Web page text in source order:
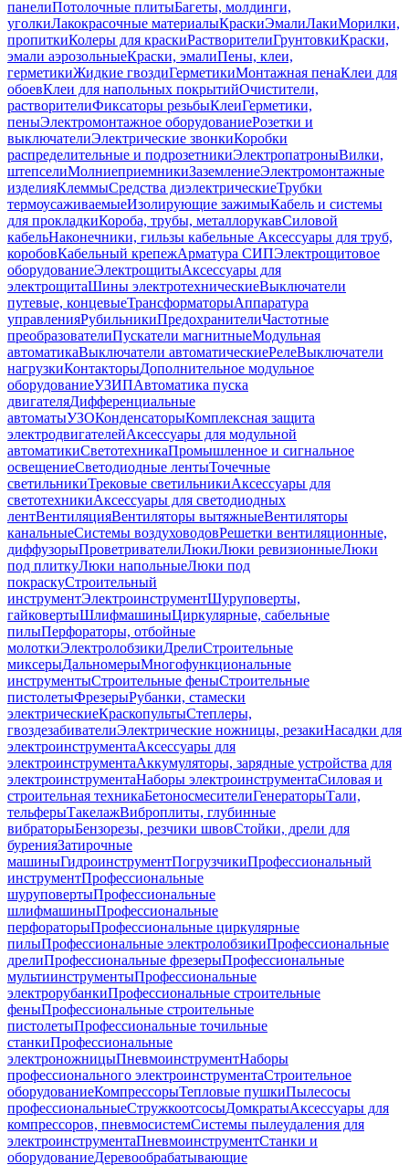
панелиПотолочные плитыБагеты, молдинги,
уголкиЛакокрасочные материалыКраскиЭмалиЛакиМорилки,
пропиткиКолеры для краскиРастворителиГрунтовкиКраски,
эмали аэрозольныеКраски, эмалиПены, клеи,
герметикиЖидкие гвоздиГерметикиМонтажная пенаКлеи для
обоевКлеи для напольных покрытийОчистители,
растворителиФиксаторы резьбыКлеиГерметики,
пеныЭлектромонтажное оборудованиеРозетки и
выключателиЭлектрические звонкиКоробки
распределительные и подрозетникиЭлектропатроныВилки,
штепселиМолниеприемникиЗаземлениеЭлектромонтажные
изделияКлеммыСредства диэлектрическиеТрубки
термоусаживаемыеИзолирующие зажимыКабель и системы
для прокладкиКороба, трубы, металлорукавСиловой
кабельНаконечники, гильзы кабельные Аксессуары для труб,
коробовКабельный крепежАрматура СИПЭлектрощитовое
оборудованиеЭлектрощитыАксессуары для
электрощитаШины электротехническиеВыключатели
путевые, концевыеТрансформаторыАппаратура
управленияРубильникиПредохранителиЧастотные
преобразователиПускатели магнитныеМодульная
автоматикаВыключатели автоматическиеРелеВыключатели
нагрузкиКонтакторыДополнительное модульное
оборудованиеУЗИПАвтоматика пуска
двигателяДифференциальные
автоматыУЗОКонденсаторыКомплексная защита
электродвигателейАксессуары для модульной
автоматикиСветотехникаПромышленное и сигнальное
освещениеСветодиодные лентыТочечные
светильникиТрековые светильникиАксессуары для
светотехникиАксессуары для светодиодных
лентВентиляцияВентиляторы вытяжныеВентиляторы
канальныеСистемы воздуховодовРешетки вентиляционные,
диффузорыПроветривателиЛюкиЛюки ревизионныеЛюки
под плиткуЛюки напольныеЛюки под
покраскуСтроительный
инструментЭлектроинструментШуруповерты,
гайковертыШлифмашиныЦиркулярные, сабельные
пилыПерфораторы, отбойные
молоткиЭлектролобзикиДрелиСтроительные
миксерыДальномерыМногофункциональные
инструментыСтроительные феныСтроительные
пистолетыФрезерыРубанки, стамески
электрическиеКраскопультыСтеплеры,
гвоздезабивателиЭлектрические ножницы, резакиНасадки для
электроинструментаАксессуары для
электроинструментаАккумуляторы, зарядные устройства для
электроинструментаНаборы электроинструментаСиловая и
строительная техникаБетоносмесителиГенераторыТали,
тельферыТакелажВиброплиты, глубинные
вибраторыБензорезы, резчики швовСтойки, дрели для
буренияЗатирочные
машиныГидроинструментПогрузчикиПрофессиональный
инструментПрофессиональные
шуруповертыПрофессиональные
шлифмашиныПрофессиональные
перфораторыПрофессиональные циркулярные
пилыПрофессиональные электролобзикиПрофессиональные
дрелиПрофессиональные фрезерыПрофессиональные
мультиинструментыПрофессиональные
электрорубанкиПрофессиональные строительные
феныПрофессиональные строительные
пистолетыПрофессиональные точильные
станкиПрофессиональные
электроножницыПневмоинструментНаборы
профессионального электроинструментаСтроительное
оборудованиеКомпрессорыТепловые пушкиПылесосы
профессиональныеСтружкоотсосыДомкратыАксессуары для
компрессоров, пневмосистемСистемы пылеудаления для
электроинструментаПневмоинструментСтанки и
оборудованиеДеревообрабатывающие